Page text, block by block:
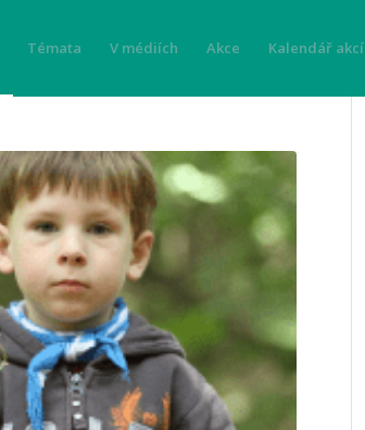
Témata V médiích Akce Kalendář akcí